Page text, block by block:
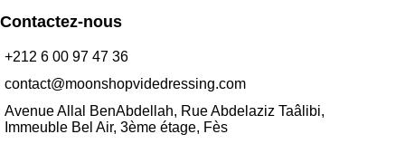
Contactez-nous
+212 6 00 97 47 36
contact@moonshopvidedressing.com
Avenue Allal BenAbdellah, Rue Abdelaziz Taâlibi,
Immeuble Bel Air, 3ème étage, Fès